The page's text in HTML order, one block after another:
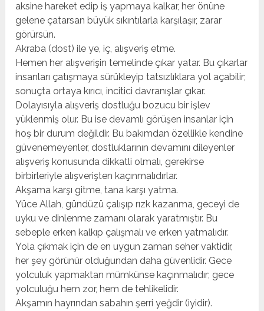
aksine hareket edip iş yapmaya kalkar, her önüne
gelene çatarsan büyük sıkıntılarla karşılaşır, zarar
görürsün.
Akraba (dost) ile ye, iç, alışveriş etme.
Hemen her alışverişin temelinde çıkar yatar. Bu çıkarlar
insanları çatışmaya sürükleyip tatsızlıklara yol açabilir;
sonuçta ortaya kırıcı, incitici davranışlar çıkar.
Dolayısıyla alışveriş dostluğu bozucu bir işlev
yüklenmiş olur. Bu ise devamlı görüşen insanlar için
hoş bir durum değildir. Bu bakımdan özellikle kendine
güvenemeyenler, dostluklarının devamını dileyenler
alışveriş konusunda dikkatli olmalı, gerekirse
birbirleriyle alışverişten kaçınmalıdırlar.
Akşama karşı gitme, tana karşı yatma.
Yüce Allah, gündüzü çalışıp rızk kazanma, geceyi de
uyku ve dinlenme zamanı olarak yaratmıştır. Bu
sebeple erken kalkıp çalışmalı ve erken yatmalıdır.
Yola çıkmak için de en uygun zaman seher vaktidir,
her şey görünür olduğundan daha güvenlidir. Gece
yolculuk yapmaktan mümkünse kaçınmalıdır; gece
yolculuğu hem zor, hem de tehlikelidir.
Akşamın hayrından sabahın şerri yeğdir (iyidir).